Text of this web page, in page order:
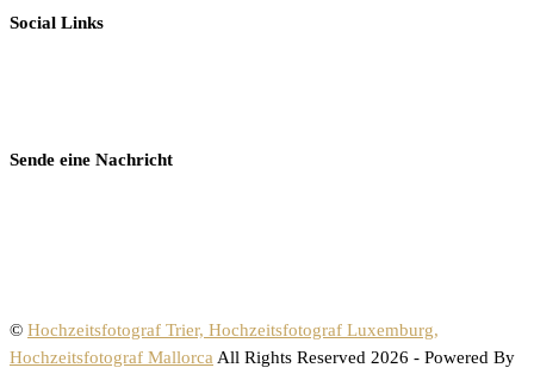
Social Links
Sende eine Nachricht
© Hochzeitsfotograf Trier, Hochzeitsfotograf Luxemburg,
Hochzeitsfotograf MallorcaAll Rights Reserved 2026 - Powered By